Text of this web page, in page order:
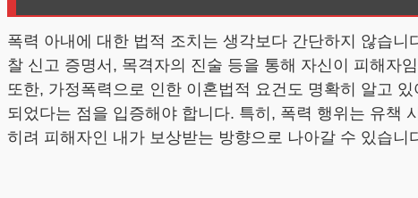
폭력 아내에 대한 법적 조치는 생각보다 간단하지 않습
찰 신고 증명서, 목격자의 진술 등을 통해 자신이 피해자
또한, 가정폭력으로 인한 이혼법적 요건도 명확히 알고
되었다는 점을 입증해야 합니다. 특히, 폭력 행위는 유책
히려 피해자인 내가 보상받는 방향으로 나아갈 수 있습니